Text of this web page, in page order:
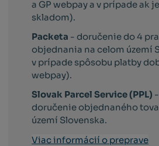
a GP webpay a v prípade ak
skladom).
Packeta - doručenie do 4
objednania na celom území
v prípade spôsobu platby
webpay).
Slovak Parcel Service (PPL)
doručenie objednaného
území Slovenska.
Viac informácií o preprave